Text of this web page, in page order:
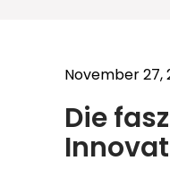
November 27,
Die